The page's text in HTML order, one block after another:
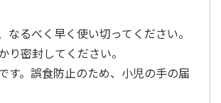
なるべく早く使い切ってください。
り密封してください。
す。誤食防止のため、小児の手の届